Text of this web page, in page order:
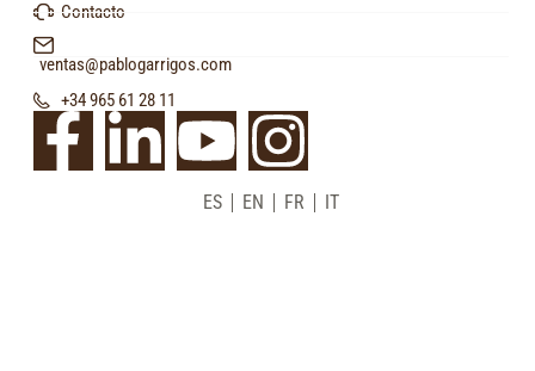
Contacto
ventas@pablogarrigos.com
+34 965 61 28 11
ES EN FR IT